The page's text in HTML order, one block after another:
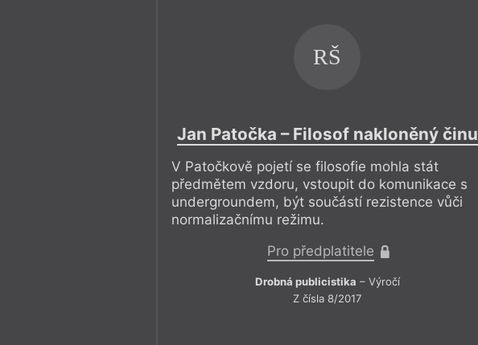
RŠ
Jan Patočka – Filosof nakloněný činu
V Patočkově pojetí se filosofie mohla stát
předmětem vzdoru, vstoupit do komunikace s
undergroundem, být součástí rezistence vůči
normalizačnímu režimu.
Pro předplatitele
Drobná publicistika – Výročí
Z čísla 8/2017